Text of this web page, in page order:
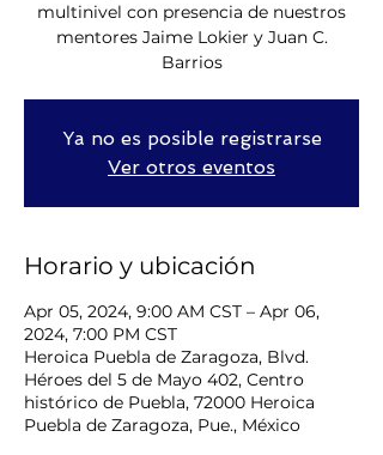
multinivel con presencia de nuestros
mentores Jaime Lokier y Juan C.
Barrios
Ya no es posible registrarse
Ver otros eventos
Horario y ubicación
Apr 05, 2024, 9:00 AM CST – Apr 06,
2024, 7:00 PM CST
Heroica Puebla de Zaragoza, Blvd.
Héroes del 5 de Mayo 402, Centro
histórico de Puebla, 72000 Heroica
Puebla de Zaragoza, Pue., México